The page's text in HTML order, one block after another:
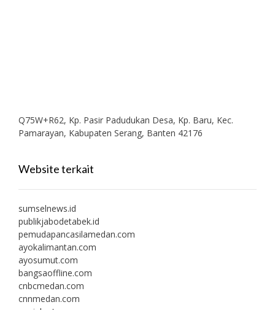
Q75W+R62, Kp. Pasir Padudukan Desa, Kp. Baru, Kec.
Pamarayan, Kabupaten Serang, Banten 42176
Website terkait
sumselnews.id
publikjabodetabek.id
pemudapancasilamedan.com
ayokalimantan.com
ayosumut.com
bangsaoffline.com
cnbcmedan.com
cnnmedan.com